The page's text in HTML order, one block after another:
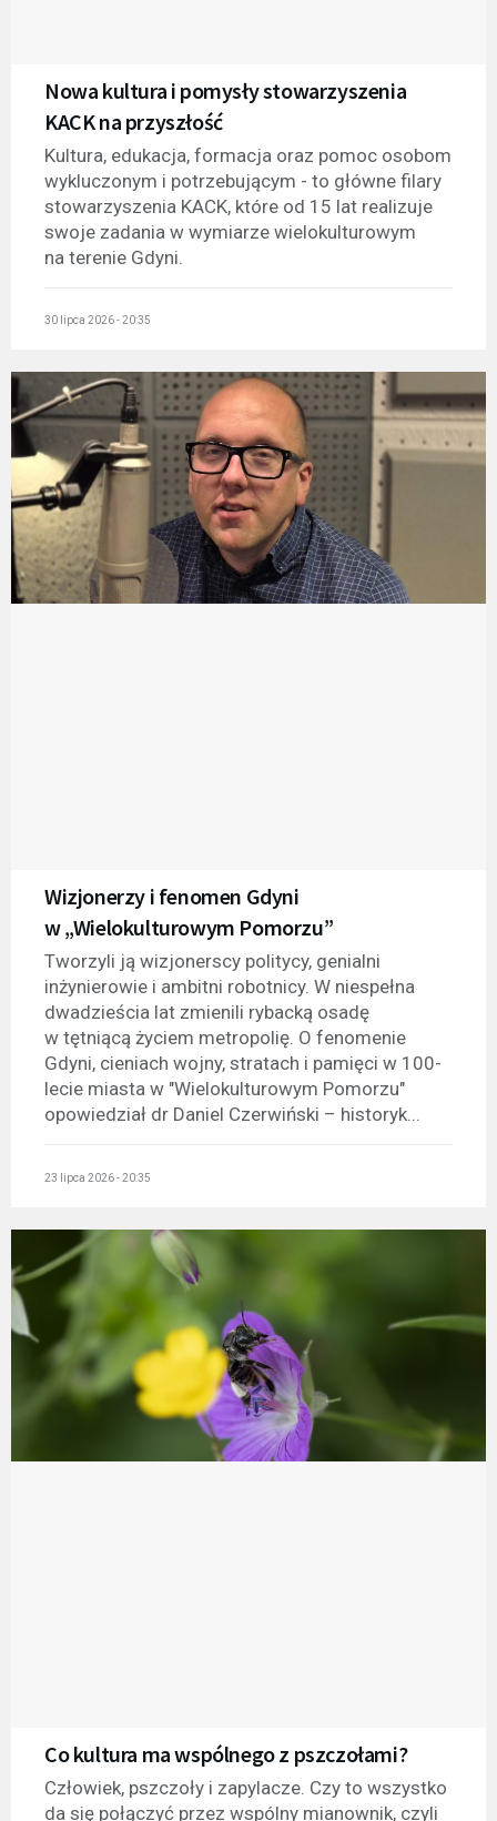
Nowa kultura i pomysły stowarzyszenia
KACK na przyszłość
Kultura, edukacja, formacja oraz pomoc osobom
wykluczonym i potrzebującym - to główne filary
stowarzyszenia KACK, które od 15 lat realizuje
swoje zadania w wymiarze wielokulturowym
na terenie Gdyni.
30 lipca 2026 - 20:35
Wizjonerzy i fenomen Gdyni
w „Wielokulturowym Pomorzu”
Tworzyli ją wizjonerscy politycy, genialni
inżynierowie i ambitni robotnicy. W niespełna
dwadzieścia lat zmienili rybacką osadę
w tętniącą życiem metropolię. O fenomenie
Gdyni, cieniach wojny, stratach i pamięci w 100-
lecie miasta w "Wielokulturowym Pomorzu"
opowiedział dr Daniel Czerwiński – historyk...
23 lipca 2026 - 20:35
Co kultura ma wspólnego z pszczołami?
Człowiek, pszczoły i zapylacze. Czy to wszystko
da się połączyć przez wspólny mianownik, czyli